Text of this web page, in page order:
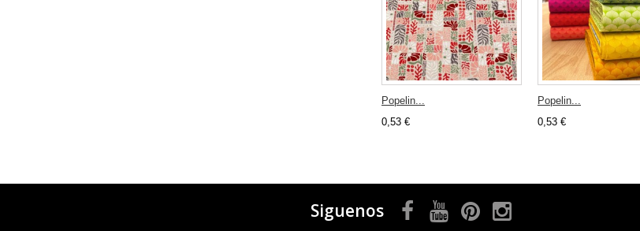
Popelin...
0,53 €
Popelin...
0,53 €
Siguenos